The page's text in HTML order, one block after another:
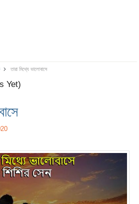
তারা মিথ্যে ভালোবাসে
Yet)